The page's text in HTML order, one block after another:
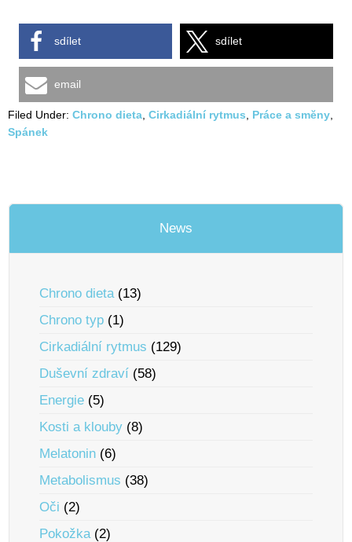
sdílet sdílet
email
Filed Under: Chrono dieta Cirkadiální rytmus Práce a smĕny
Spánek
News
Chrono dieta(13)
Chrono typ (1)
Cirkadiální rytmus (129)
Duševní zdraví (58)
Energie (5)
Kosti a klouby (8)
Melatonin (6)
Metabolismus (38)
Oči (2)
Pokožka(2)